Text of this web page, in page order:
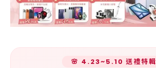
🌸 4.23~5.10 送禮特輯